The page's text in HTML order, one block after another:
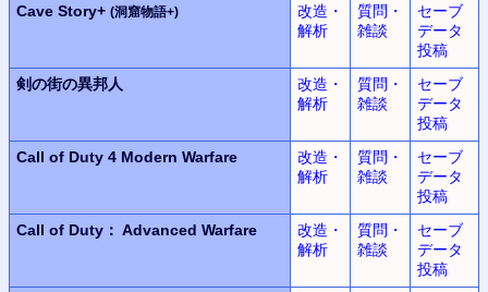
Cave Story+ (洞窟物語+)
改造・
解析
質問・
雑談
セーブ
データ
投稿
剣の街の異邦人
改造・
解析
質問・
雑談
セーブ
データ
投稿
Call of Duty 4 Modern Warfare
改造・
解析
質問・
雑談
セーブ
データ
投稿
Call of Duty： Advanced Warfare
改造・
解析
質問・
雑談
セーブ
データ
投稿